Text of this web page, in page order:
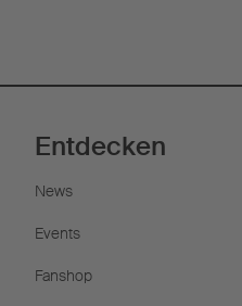
Entdecken
News
Events
Fanshop